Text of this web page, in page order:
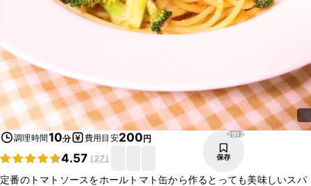
調理時間10分 費用目安200円
4.57 (27)
2912
保存
定番のトマトソースをホールトマト缶から作るとっても美味しいスパ